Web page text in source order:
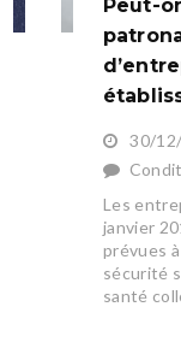
Peut-
30/
Les
janvier
prévues
sécurité
santé